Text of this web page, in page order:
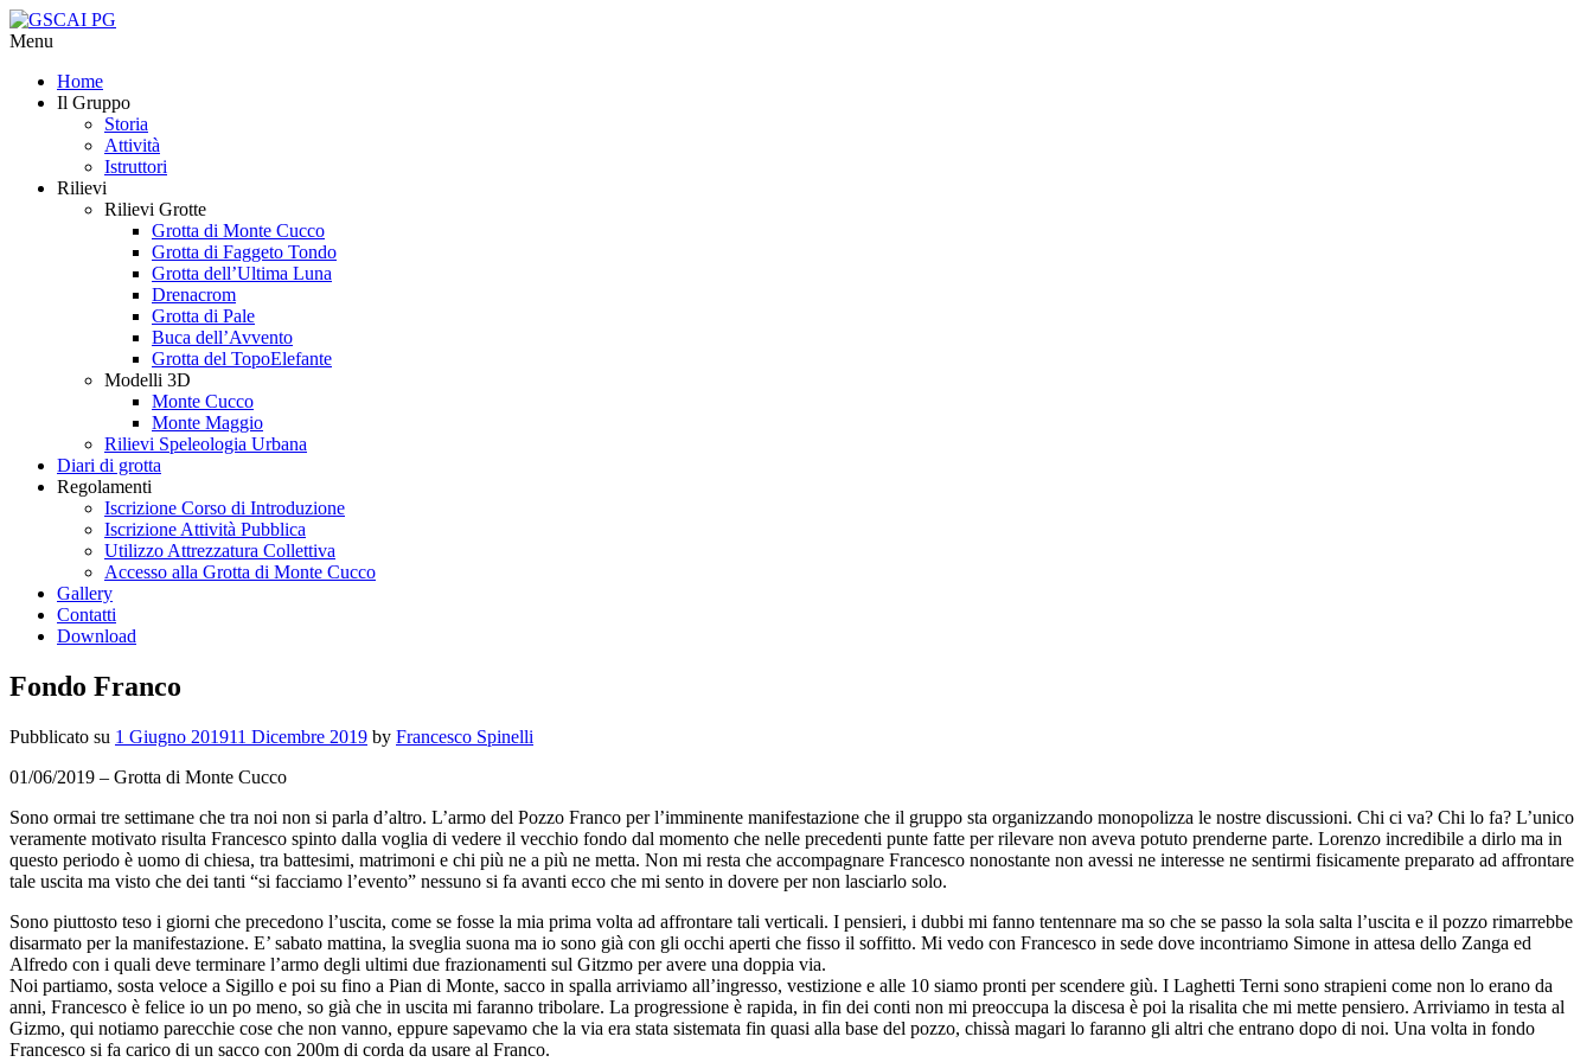
Menu
Home
Il Gruppo
Storia
Attività
Istruttori
Rilievi
Rilievi Grotte
Grotta di Monte Cucco
Grotta di Faggeto Tondo
Grotta dell’Ultima Luna
Drenacrom
Grotta di Pale
Buca dell’Avvento
Grotta del TopoElefante
Modelli 3D
Monte Cucco
Monte Maggio
Rilievi Speleologia Urbana
Diari di grotta
Regolamenti
Iscrizione Corso di Introduzione
Iscrizione Attività Pubblica
Utilizzo Attrezzatura Collettiva
Accesso alla Grotta di Monte Cucco
Gallery
Contatti
Download
Fondo Franco
Pubblicato su 1 Giugno 201911 Dicembre 2019 by Francesco Spinelli
01/06/2019 – Grotta di Monte Cucco
Sono ormai tre settimane che tra noi non si parla d’altro. L’armo del Pozzo Franco per l’imminente manifestazione che il gruppo sta organizzando monopolizza le nostre discussioni. Chi ci va? Chi lo fa? L’unico
veramente motivato risulta Francesco spinto dalla voglia di vedere il vecchio fondo dal momento che nelle precedenti punte fatte per rilevare non aveva potuto prenderne parte. Lorenzo incredibile a dirlo ma in
questo periodo è uomo di chiesa, tra battesimi, matrimoni e chi più ne a più ne metta. Non mi resta che accompagnare Francesco nonostante non avessi ne interesse ne sentirmi fisicamente preparato ad affrontare
tale uscita ma visto che dei tanti “si facciamo l’evento” nessuno si fa avanti ecco che mi sento in dovere per non lasciarlo solo.
Sono piuttosto teso i giorni che precedono l’uscita, come se fosse la mia prima volta ad affrontare tali verticali. I pensieri, i dubbi mi fanno tentennare ma so che se passo la sola salta l’uscita e il pozzo rimarrebbe
disarmato per la manifestazione. E’ sabato mattina, la sveglia suona ma io sono già con gli occhi aperti che fisso il soffitto. Mi vedo con Francesco in sede dove incontriamo Simone in attesa dello Zanga ed
Alfredo con i quali deve terminare l’armo degli ultimi due frazionamenti sul Gitzmo per avere una doppia via.
Noi partiamo, sosta veloce a Sigillo e poi su fino a Pian di Monte, sacco in spalla arriviamo all’ingresso, vestizione e alle 10 siamo pronti per scendere giù. I Laghetti Terni sono strapieni come non lo erano da
anni, Francesco è felice io un po meno, so già che in uscita mi faranno tribolare. La progressione è rapida, in fin dei conti non mi preoccupa la discesa è poi la risalita che mi mette pensiero. Arriviamo in testa al
Gizmo, qui notiamo parecchie cose che non vanno, eppure sapevamo che la via era stata sistemata fin quasi alla base del pozzo, chissà magari lo faranno gli altri che entrano dopo di noi. Una volta in fondo
Francesco si fa carico di un sacco con 200m di corda da usare al Franco.